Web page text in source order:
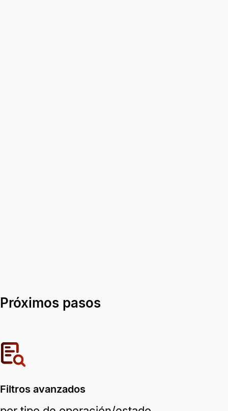
Próximos pasos
Filtros avanzados